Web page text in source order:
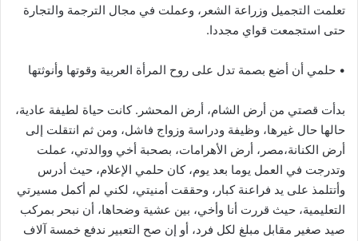
تعلمت التجميل وزراعة الشعر، وعملت في مجال الترجمة والتجارة
حتى استجمعت قواي مجددا.
• حلمي أن أضع بصمة تدل على روح المرأة العربية وقوتها وأنوثتها
بدأت قصتي من أرض الشام، أرض المحشر. كانت حياة لطيفة عادية،
حالها حال غيرها، وظيفة ودراسة وزواج فاشل، ومن ثم انتقلت إلى
أرض الكنانة،مصر، أرض الأهرامات، بصحبة أخي ووالدتي، عملت
وتدرجت في العمل يوما بعد يوم، كان حلمي الإعلام، حيث أدرس
وأتتلمذ على يد فراعنة كبار، وحققت أمنيتي، لكني لم أكمل مسيرتي
التعليمية، حيث قررت أنا وأخي، بين عشية وضحاها، أن نبحر بمركب
صيد صغير مقابل مبلغ لكل فرد، أو إن صح التعبير ندفع خمسة آلاف